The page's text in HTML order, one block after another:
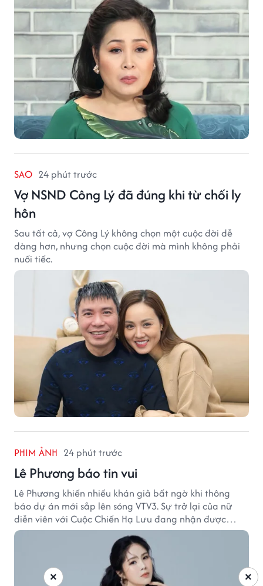
SAO 24 phút trước
Vợ NSND Công Lý đã đúng khi từ chối ly
hôn
Sau tất cả, vợ Công Lý không chọn một cuộc đời dễ
dàng hơn, nhưng chọn cuộc đời mà mình không phải
nuối tiếc.
PHIM ẢNH 24 phút trước
Lê Phương báo tin vui
Lê Phương khiến nhiều khán giả bất ngờ khi thông
báo dự án mới sắp lên sóng VTV3. Sự trở lại của nữ
diễn viên với Cuộc Chiến Hạ Lưu đang nhận được
nhiều sự quan tâm.
×
×